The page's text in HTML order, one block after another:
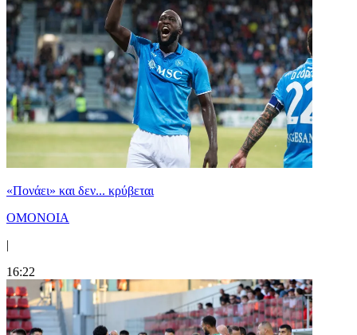
«Πονάει» και δεν... κρύβεται
ΟΜΟΝΟΙΑ
|
16:22